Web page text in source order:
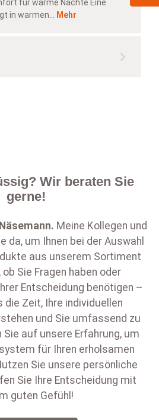
für warme Nächte Eine
in warmen…
Mehr
Wir beraten Sie
gerne!
. Meine Kollegen und
da, um Ihnen bei der Auswahl
aus unserem Sortiment
ob Sie Fragen haben oder
Entscheidung benötigen –
die Zeit, Ihre individuellen
und Sie umfassend zu
auf unsere Erfahrung, um
für Ihren erholsamen
Sie unsere persönliche
Sie Ihre Entscheidung mit
guten Gefühl!